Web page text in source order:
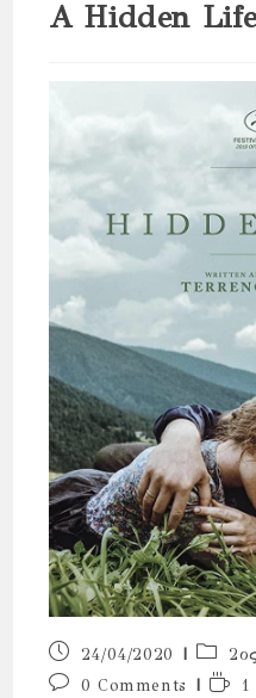
A Hidden
Post
published:
24/04/2020
Post
Post0 Comments